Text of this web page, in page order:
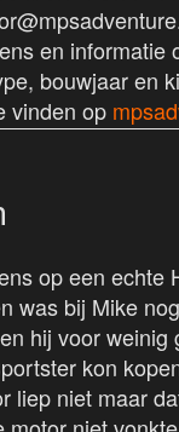
en informatie
bouwjaar en
vinden op
op een echte
was bij Mike
hij voor weinig
kon
liep niet maar